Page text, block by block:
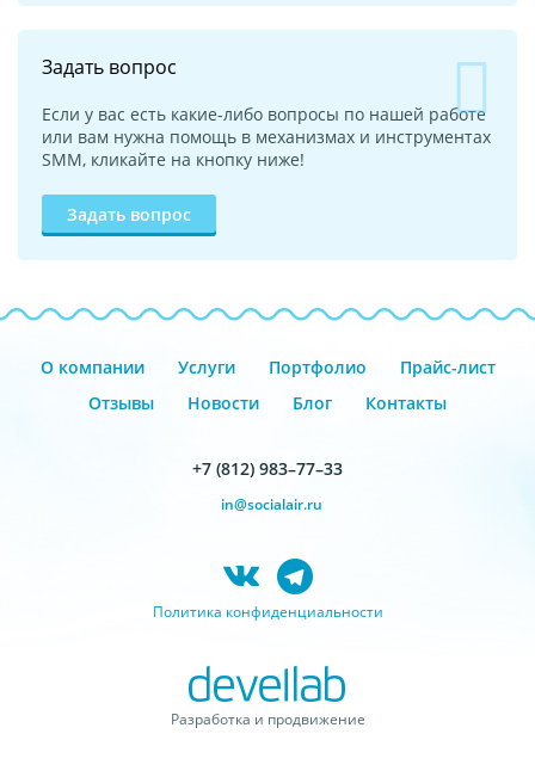
Задать вопрос
Если у вас есть какие-либо вопросы по нашей работе
или вам нужна помощь в механизмах и инструментах
SMM, кликайте на кнопку ниже!
Задать вопрос
О компании Услуги Портфолио
Прайс-лист
Отзывы
Новости Блог Контакты
+7 (812) 983–77–33
in@socialair.ru
Политика конфиденциальности
Разработка и продвижение